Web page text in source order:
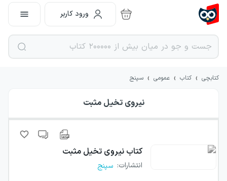
ورود کاربر
کتابچی › کتاب › عمومی › سپنج
نیروی تخیل مثبت
کتاب نیروی تخیل مثبت
انتشارات: سپنج